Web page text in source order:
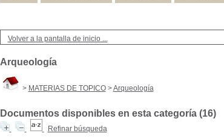
Volver a la pantalla de inicio ...
Arqueología
> MATERIAS DE TOPICO>Arqueología
Documentos disponibles en esta categoría (16)
Refinar búsqueda